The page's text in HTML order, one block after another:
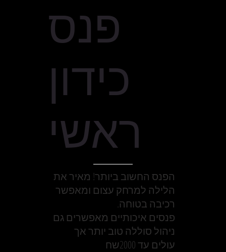
פנס
כידון
ראשי
הפנס החשוב ביותר! מאיר את
הלילה למרחק עצום ומאפשר
רכיבה בטוחה.
פנסים איכותיים מאפשרים גם
ניהול סוללה טוב יותר אך
עולים עד 2000שח